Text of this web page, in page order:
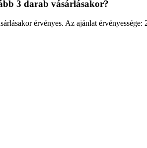
3 darab vásárlásakor?
érvényes. Az ajánlat érvényessége: